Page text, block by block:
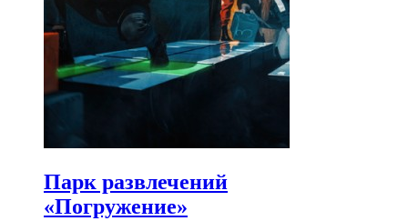
Парк развлечений
«Погружение»